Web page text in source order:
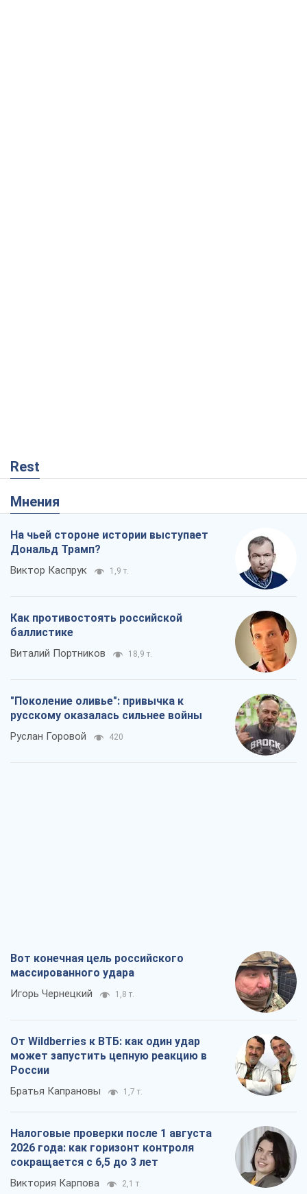
Rest
Мнения
На чьей стороне истории выступает
Дональд Трамп?
Виктор Каспрук 1,9 т.
Как противостоять российской
баллистике
Виталий Портников 18,9 т.
"Поколение оливье": привычка к
русскому оказалась сильнее войны
Руслан Горовой 420
Вот конечная цель российского
массированного удара
Игорь Чернецкий 1,8 т.
От Wildberries к ВТБ: как один удар
может запустить цепную реакцию в
России
Братья Капрановы 1,7 т.
Налоговые проверки после 1 августа
2026 года: как горизонт контроля
сокращается с 6,5 до 3 лет
Виктория Карпова 2,1 т.